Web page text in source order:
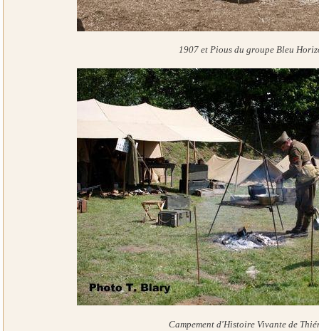
1907 et Pious du groupe Bleu
Campement d'Histoire Vivante de